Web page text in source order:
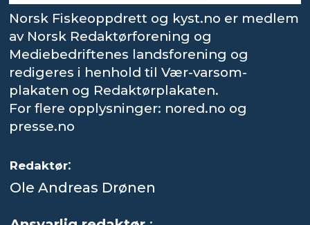
Norsk Fiskeoppdrett og kyst.no er medlem
av Norsk Redaktørforening og
Mediebedriftenes landsforening og
redigeres i henhold til Vær-varsom-
plakaten og Redaktørplakaten.
For flere opplysninger: nored.no og
presse.no
Redaktør:
Ole Andreas Drønen